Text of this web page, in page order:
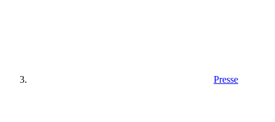
Presse